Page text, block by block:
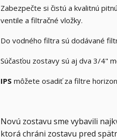
Zabezpečte si čistú a kvalitnú
ventile a filtračné vložky.
Do vodného filtra sú dodávané
Súčasťou zostavy sú aj dva 3/4"
IPS môžete osadiť za filtre
Novú zostavu sme vybavili
ktorá chráni zostavu pred